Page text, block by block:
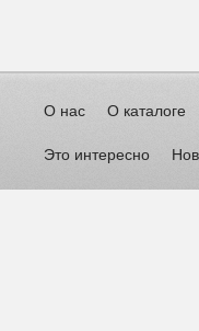
О нас О каталоге
Это интересно